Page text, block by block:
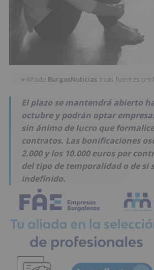
★Añade BurgosNoticias a tus fuentes
El plazo se mantendrá abierto
octubre y podrán optar
sin ánimo de lucro que
contratos. Las bonificaciones
2.000 y los 10.000 euros por
del tipo de temporalidad o de si
indefinido.